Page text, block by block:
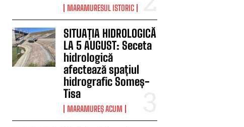
MARAMURESUL ISTORIC
SITUAȚIA HIDROLOGICĂ
LA 5 AUGUST: Seceta
hidrologică
afectează spațiul
hidrografic Someș-
Tisa
MARAMUREȘ ACUM